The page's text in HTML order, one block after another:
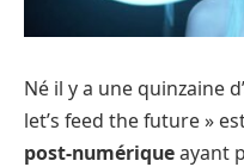
Né il y a une quinzaine
let’s feed the future »
post-numériqueayant